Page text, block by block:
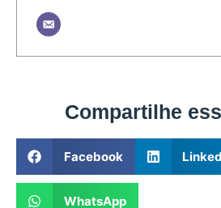
Compartilhe
Facebook
WhatsApp